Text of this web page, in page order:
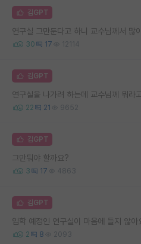
김GPT
연구실 그만둔다고 하니 교수님께서 많
30 17 12114
김GPT
연구실을 나가려 하는데 교수님께 뭐라
22 21 9652
김GPT
그만둬야 할까요?
3 17 4863
김GPT
입학 예정인 연구실이 마음에 들지 않
2 8 2093